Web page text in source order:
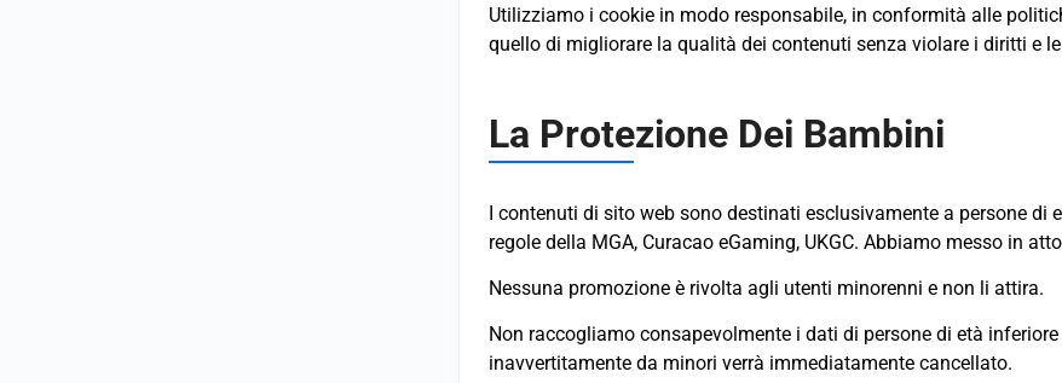
Utilizziamo i cookie in modo responsabile, in conformità alle
quello di migliorare la qualità dei contenuti senza violare i diritti e
La Protezione Dei Bambini
I contenuti di sito web sono destinati esclusivamente a persone di
regole della MGA, Curacao eGaming, UKGC. Abbiamo messo in
Nessuna promozione è rivolta agli utenti minorenni e non li attira.
Non raccogliamo consapevolmente i dati di persone di età
inavvertitamente da minori verrà immediatamente cancellato.